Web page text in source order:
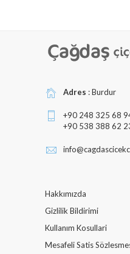
Adres : Burdur
+90 248 325 68
+90 538 388 62
Hakkımızda
Gizlilik Bildirimi
Kullanım Kosullari
Mesafeli Satis